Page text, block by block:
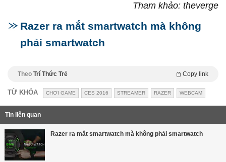
Tham khảo: theverge
Razer ra mắt smartwatch mà không
phải smartwatch
Theo Trí Thức Trẻ Copy link
TỪ KHÓA CHƠI GAME CES 2016 STREAMER RAZER WEBCAM
Tin liên quan
Razer ra mắt smartwatch mà không phải smartwatch